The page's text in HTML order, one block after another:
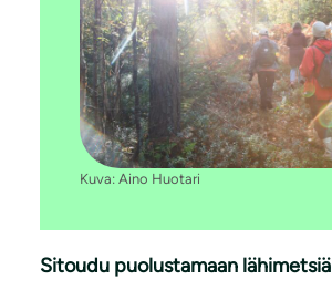
Kuva: Aino Huotari
Sitoudu puolustamaan lähimetsiä